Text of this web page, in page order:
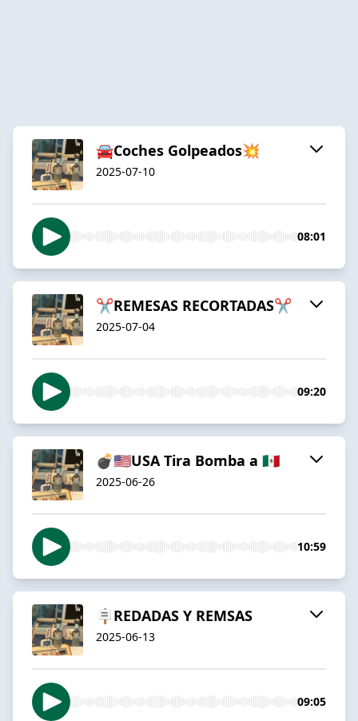
🚘Coches Golpeados💥
2025-07-10
08:01
✂️REMESAS RECORTADAS✂️
2025-07-04
09:20
💣🇺🇸USA Tira Bomba a 🇲🇽
2025-06-26
10:59
🪧REDADAS Y REMSAS
2025-06-13
09:05